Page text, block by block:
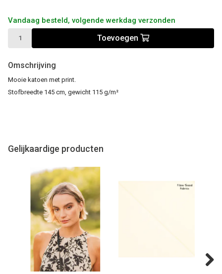
Vandaag besteld, volgende werkdag verzonden
Toevoegen
Omschrijving
Mooie katoen met print.
Stofbreedte 145 cm, gewicht 115 g/m²
Gelijkaardige producten